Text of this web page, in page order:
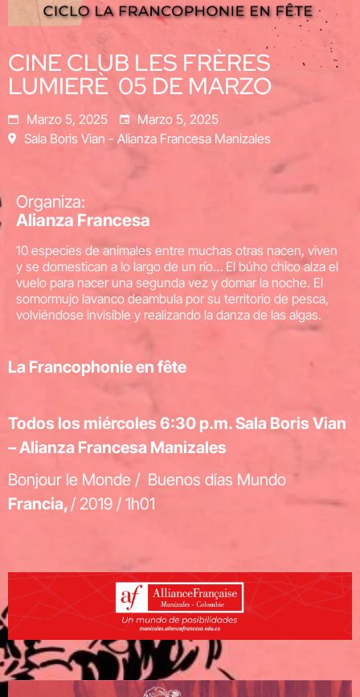
CINE CLUB LES FRÈRES
LUMIERÈ 05 DE MARZO
Marzo 5, 2025
Marzo 5, 2025
Sala Boris Vian - Alianza Francesa Manizales
Organiza:
Alianza Francesa
10 especies de animales entre muchas otras nacen, viven
y se domestican a lo largo de un río… El búho chico alza el
vuelo para nacer una segunda vez y domar la noche. El
somormujo lavanco deambula por su territorio de pesca,
volviéndose invisible y realizando la danza de las algas.
La Francophonie en fête
Todos los miércoles 6:30 p.m. Sala Boris Vian
– Alianza Francesa Manizales
Bonjour le Monde / Buenos días Mundo
Francia,/ 2019 / 1h01